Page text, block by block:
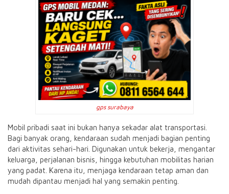
gps surabaya
Mobil pribadi saat ini bukan hanya sekadar alat transportasi.
Bagi banyak orang, kendaraan sudah menjadi bagian penting
dari aktivitas sehari-hari. Digunakan untuk bekerja, mengantar
keluarga, perjalanan bisnis, hingga kebutuhan mobilitas harian
yang padat. Karena itu, menjaga kendaraan tetap aman dan
mudah dipantau menjadi hal yang semakin penting.